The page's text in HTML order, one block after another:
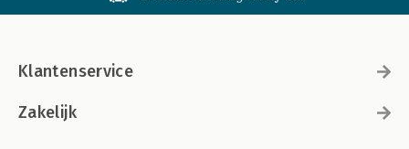
Klantenservice
Zakelijk